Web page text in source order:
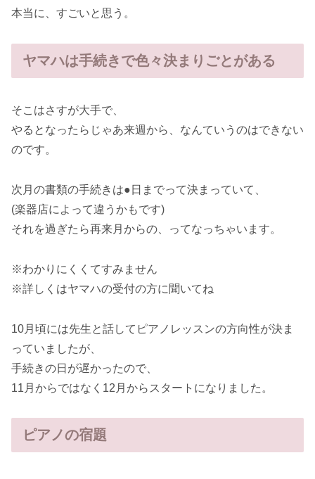
本当に、すごいと思う。
ヤマハは手続きで色々決まりごとがある
そこはさすが大手で、
やるとなったらじゃあ来週から、なんていうのはできない
のです。
次月の書類の手続きは●日までって決まっていて、
(楽器店によって違うかもです)
それを過ぎたら再来月からの、ってなっちゃいます。
※わかりにくくてすみません
※詳しくはヤマハの受付の方に聞いてね
10月頃には先生と話してピアノレッスンの方向性が決ま
っていましたが、
手続きの日が遅かったので、
11月からではなく12月からスタートになりました。
ピアノの宿題